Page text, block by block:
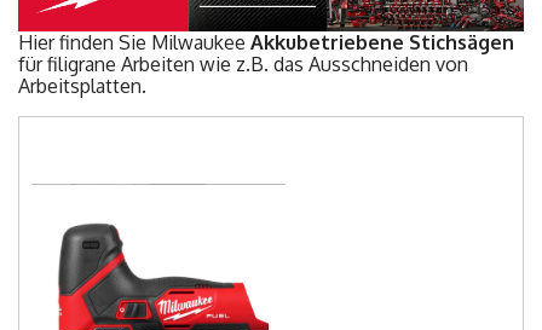
Hier finden Sie Milwaukee Akkubetriebene Stichsägen
für filigrane Arbeiten wie z.B. das Ausschneiden von
Arbeitsplatten.